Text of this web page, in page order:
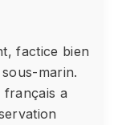
factice bien
marin.
français a